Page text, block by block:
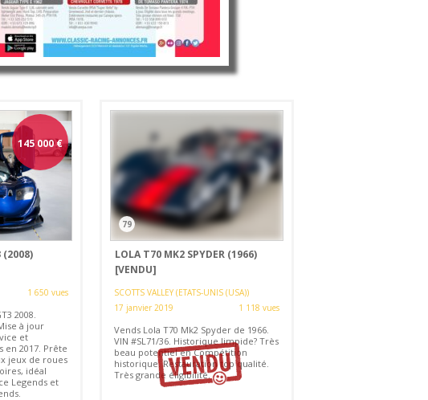
145 000€
(2008)
1 650 vues
2008.
à jour
et
en 2017. Prête
jeux de roues
idéal
Legends et
79
LOLA T70 MK2 SPYDER (1966)
[VENDU]
SCOTTS VALLEY (ETATS-UNIS (USA))
17 janvier 2019
1 118 vues
Vends Lola T70 Mk2 Spyder de 1966.
VIN #SL71/36. Historique limpide? Très
beau potentiel en Compétition
historique. Restauration top qualité.
Très grande éligibilité.